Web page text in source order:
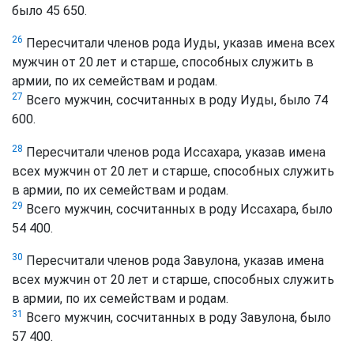
было 45 650.
26 Пересчитали членов рода Иуды, указав имена всех
мужчин от 20 лет и старше, способных служить в
армии, по их семействам и родам.
27 Всего мужчин, сосчитанных в роду Иуды, было 74
600.
28 Пересчитали членов рода Иссахара, указав имена
всех мужчин от 20 лет и старше, способных служить
в армии, по их семействам и родам.
29 Всего мужчин, сосчитанных в роду Иссахара, было
54 400.
30 Пересчитали членов рода Завулона, указав имена
всех мужчин от 20 лет и старше, способных служить
в армии, по их семействам и родам.
31
Всего мужчин, сосчитанных в роду Завулона, было
57 400.